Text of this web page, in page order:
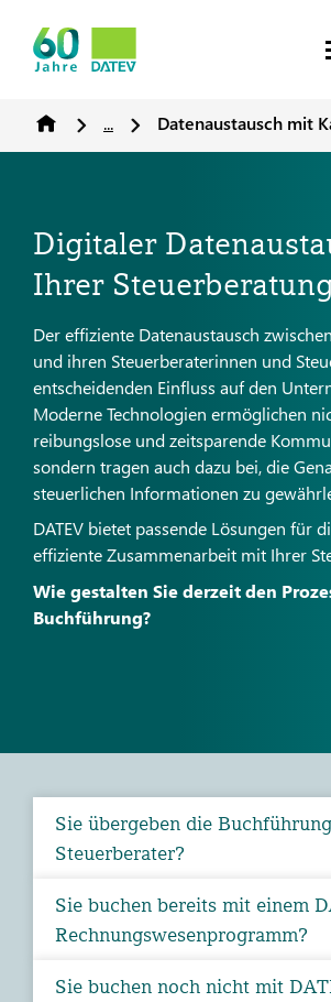
... Datenaustausch mit
Digitaler
Ihrer
Der effiziente Datenaustausch
und ihren Steuerberaterinnen und
entscheidenden Einfluss auf den
Moderne Technologien ermöglichen
reibungslose und zeitsparende
sondern tragen auch dazu bei, die
steuerlichen Informationen zu
DATEV bietet passende Lösungen für
effiziente Zusammenarbeit mit Ihrer
Wie gestalten Sie derzeit den
Buchführung?
Sie übergeben die
Steuerberater?
Sie buchen bereits mit einem
Rechnungswesenprogramm?
Sie buchen noch nicht mit